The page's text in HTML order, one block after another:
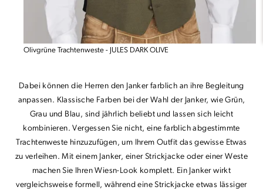
Olivgrüne Trachtenweste - JULES DARK OLIVE
Dabei können die Herren den Janker farblich an ihre Begleitung
anpassen. Klassische Farben bei der Wahl der Janker, wie Grün,
Grau und Blau, sind jährlich beliebt und lassen sich leicht
kombinieren. Vergessen Sie nicht, eine farblich abgestimmte
Trachtenweste hinzuzufügen, um Ihrem Outfit das gewisse Etwas
zu verleihen. Mit einem Janker, einer Strickjacke oder einer Weste
machen Sie Ihren Wiesn-Look komplett. Ein Janker wirkt
vergleichsweise formell, während eine Strickjacke etwas lässiger